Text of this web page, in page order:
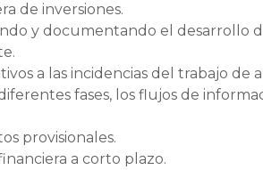
de inversiones.
y documentando el desarrollo
a las incidencias del trabajo de
fases, los flujos de
provisionales.
a corto plazo.